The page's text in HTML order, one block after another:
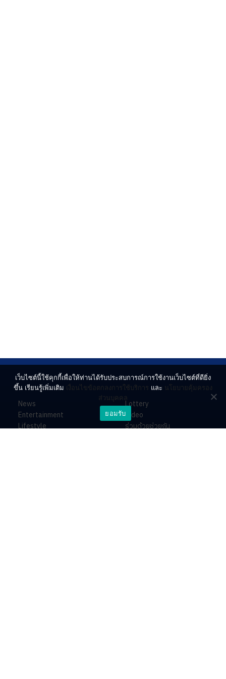
News
Entertainment
Lifestyle
Lottery
Video
ร่วมด้วยช่วยกัน
เว็บไซต์นี้ใช้คุกกี้เพื่อให้ท่านได้รับประสบการณ์การใช้งานเว็บไซต์ที่ดียิ่ง
ขึ้น เรียนรู้เพิ่มเติม เงื่อนไขข้อตกลงการใช้บริการ และ นโยบายคุ้มครอง
ส่วนบุคคล
ยอมรับ